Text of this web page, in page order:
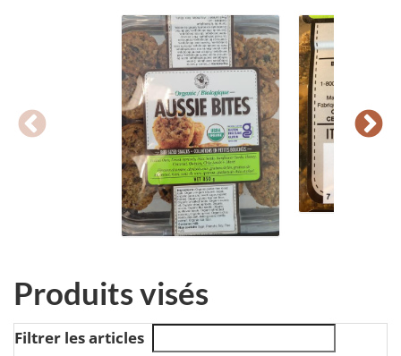
Produits visés
Filtrer les articles